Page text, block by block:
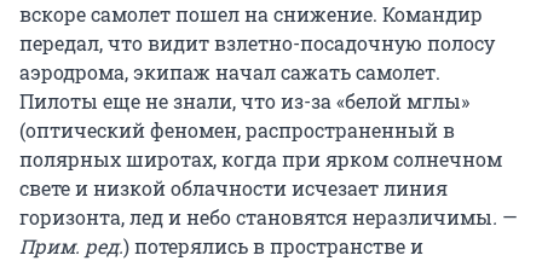
вскоре самолет пошел на снижение. Командир
передал, что видит взлетно-посадочную полосу
аэродрома, экипаж начал сажать самолет.
Пилоты еще не знали, что из-за «белой мглы»
(оптический феномен, распространенный в
полярных широтах, когда при ярком солнечном
свете и низкой облачности исчезает линия
горизонта, лед и небо становятся неразличимы. —
Прим. ред.) потерялись в пространстве и